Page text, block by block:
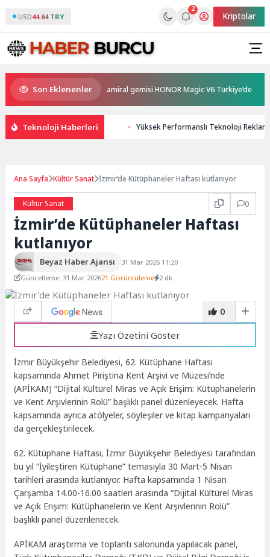
USD44.64 TRY
2
Kriptolar
Son Eklenenler
ve en güçlü katlanabilir amiral gemisi HONOR Magic V6 Türkiye’de
Teknoloji Haberleri Yüksek Performanslı Teknoloji
Ana Sayfa Kültür Sanat İzmir’de Kütüphaneler Haftası kutlanıyor
Kültür Sanat 0
İzmir’de Kütüphaneler Haftası
kutlanıyor
Beyaz Haber Ajansı
31 Mar 2026 11:20
Güncelleme: 31 Mar 202621 Görüntüleme 2 dk.
0
Yazı Özetini Göster
İzmir Büyükşehir Belediyesi, 62. Kütüphane Haftası
kapsamında Ahmet Piriştina Kent Arşivi ve Müzesi’nde
(APİKAM) “Dijital Kültürel Miras ve Açık Erişim: Kütüphanelerin
ve Kent Arşivlerinin Rolü” başlıklı panel düzenleyecek. Hafta
kapsamında ayrıca atölyeler, söyleşiler ve kitap kampanyaları
da gerçekleştirilecek.
62. Kütüphane Haftası, İzmir Büyükşehir Belediyesi tarafından
bu yıl “İyileştiren Kütüphane” temasıyla 30 Mart-5 Nisan
tarihleri arasında kutlanıyor. Hafta kapsamında 1 Nisan
Çarşamba 14.00-16.00 saatleri arasında “Dijital Kültürel Miras
ve Açık Erişim: Kütüphanelerin ve Kent Arşivlerinin Rolü”
başlıklı panel düzenlenecek.
APİKAM araştırma ve toplantı salonunda yapılacak panel,